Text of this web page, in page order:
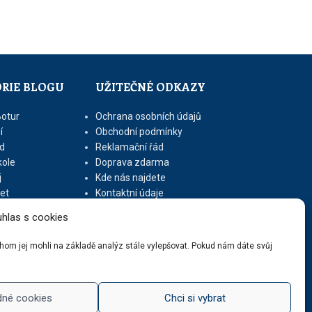
s cookies
jej mohli na základě analýz stále vylepšovat. Pokud nám dáte svůj
cookies Chci si vybrat
BLOGU UŽITEČNÉ ODKAZY
Ochrana osobních údajů
Obchodní podmínky
Reklamační řád
Doprava zdarma
Kde nás najdete
Kontaktní údaje